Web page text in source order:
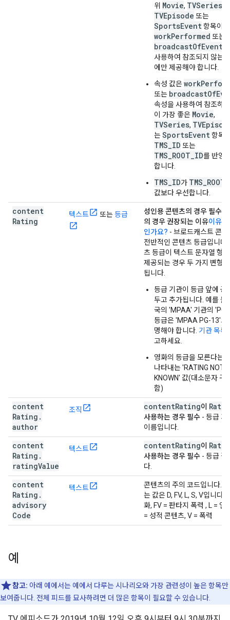
위 Movie, TVSeries
TVEpisode 또는
SportsEvent항목이
workPerformed 또는
broadcastOfEvent
사용하여 참조되지 않는
에만 제공해야 합니다.
속성 값은
또는
속성을 사용하여 참조하
이 가장 좋은 Movie,
TVSeries,
는SportsEvent항목
TMS_ID 또는
TMS_ROOT_ID를 반영
합니다.
TMS_ID가
값보다 우선합니다.
content
Rating
텍스트 또는등급
성인용 콘텐츠의 경우 필수,
의 경우 권장되는 이유이유
인가요? - 브로드캐스트 콘
전반적인 콘텐츠 등급입니다.
츠 등급이 텍스트 문자열 형
제공되는 경우 두 가지 변형
됩니다.
등급 기관이 등급 앞에 공
두고 추가됩니다. 예를 들
국의 'MPAA' 기관의
등급은 'MPAA PG-13'으
명해야 합니다. 기관 목록
고하세요.
영화의 등급을 모른다는
나타내는 'RATING NOT
KNOWN' 값(대소문자 구
함)
content
Rating .
author
조직 contentRating이
사용하는 경우 필수 - 등급 기
이름입니다.
content
Rating .
ratingValue
텍스트 contentRating이
사용하는 경우 필수 - 등급 값
다.
content
Rating .
advisory
Code
텍스트
콘텐츠의 주의 코드입니다.
는 값은 D, FV, L, S, V입니다.
화, FV = 판타지 폭력 , L = 언
= 성적 콘텐츠, V = 폭력
예
참고: 아래 예에서는 예에서 다루는 시나리오와 가장 관련성이 높은 항목만
보여줍니다. 전체 피드를 묘사하려면 더 많은 항목이 필요할 수 있습니다.